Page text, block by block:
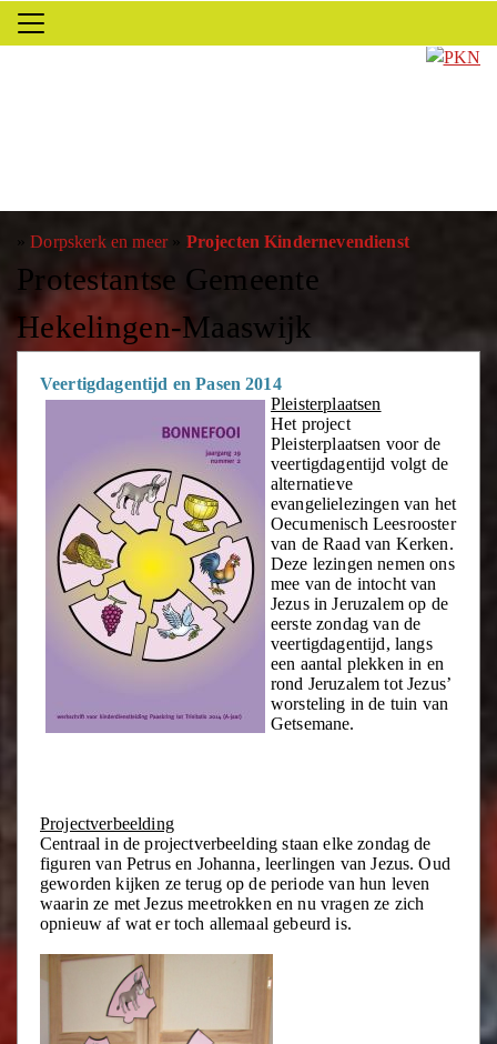
»Dorpskerk en meer» Projecten Kindernevendienst
Protestantse Gemeente
Hekelingen-Maaswijk
Veertigdagentijd en Pasen 2014
Pleisterplaatsen
Het project
Pleisterplaatsen voor de
veertigdagentijd volgt de
alternatieve
evangelielezingen van het
Oecumenisch Leesrooster
van de Raad van Kerken.
Deze lezingen nemen ons
mee van de intocht van
Jezus in Jeruzalem op de
eerste zondag van de
veertigdagentijd, langs
een aantal plekken in en
rond Jeruzalem tot Jezus’
worsteling in de tuin van
Getsemane.
Projectverbeelding
Centraal in de projectverbeelding staan elke zondag de
figuren van Petrus en Johanna, leerlingen van Jezus. Oud
geworden kijken ze terug op de periode van hun leven
waarin ze met Jezus meetrokken en nu vragen ze zich
opnieuw af wat er toch allemaal gebeurd is.